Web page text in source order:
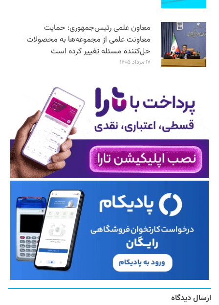
معاون علمی رئیس‌جمهوری: حمایت
معاونت علمی از مجموعه‌ها به محصولات
حل‌کننده مسئله تغییر کرده است
۱۷ مرداد ۱۴۰۵
ارسال دیدگاه